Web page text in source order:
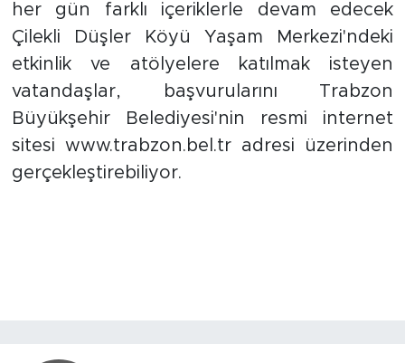
her gün farklı içeriklerle devam edecek
Çilekli Düşler Köyü Yaşam Merkezi'ndeki
etkinlik ve atölyelere katılmak isteyen
vatandaşlar, başvurularını Trabzon
Büyükşehir Belediyesi'nin resmi internet
sitesi www.trabzon.bel.tr adresi üzerinden
gerçekleştirebiliyor.